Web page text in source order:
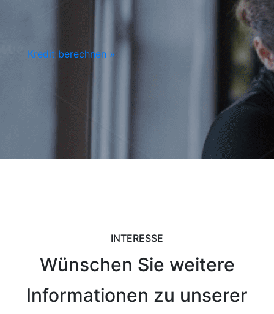
Kredit berechnen »
INTERESSE
Wünschen Sie weitere
Informationen zu unserer